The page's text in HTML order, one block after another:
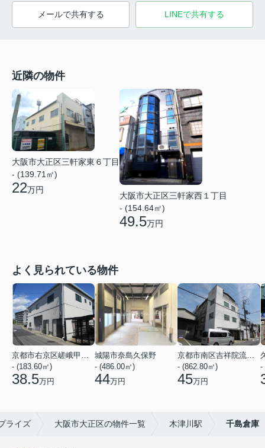
メールで共有する LINEで共有する
近隣の物件
大阪市大正区三軒家東６丁目
- (139.71㎡)
22万円
大阪市大正区三軒家西１丁目
- (154.64㎡)
49.5万円
よく見られている物件
- (183.60㎡)
38.5万円
城陽市奈島久保野
- (486.00㎡)
44万円
- (862.80㎡)
45万円
-
ライズ 大阪市大正区の物件一覧 木津川駅 千島倉庫